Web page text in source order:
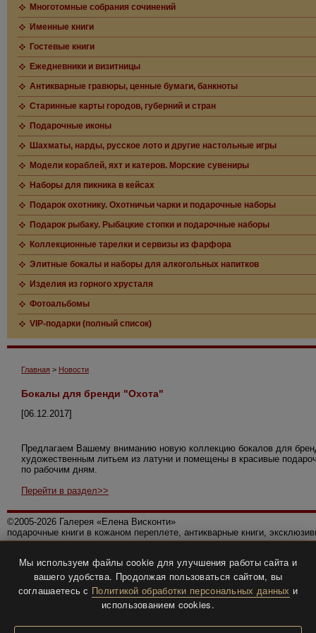
Многотомные собрания сочинений
Именные книги
Гостевые книги
Ежедневники и визитницы
Антикварные гравюры, ценные бумаги, банкноты
Старинные карты городов, губерний и стран
Подарочные иконы
Шахматы, нарды, русское лото и другие настольные игры
Модели кораблей, яхт и катеров. Морские сувениры
Наборы для пикника в кейсах
Подарок охотнику. Охотничьи чарки и подарочные наборы
Подарок рыбаку. Рыбацкие стопки и подарочные наборы
Коллекционные тарелки и сервизы из фарфора
Элитные бокалы и наборы для алкогольных напитков
Изделия из горного хрусталя
Фотоальбомы
VIP-подарки (полный список)
Главная > Новости
Бокалы для бренди "Охота"
[06.12.2017]
Предлагаем Вашему вниманию новую коллекцию бокалов для
художественным литьем из латуни и помещены в красивые
по рабочим дням.
Перейти в раздел>>
©2005-2026 Галерея «Елена Висконти»
подарочные книги в кожаном переплете, антикварные книги,
Политика конфиденциальности
Все права защищены.
Разработка и дизайнBTV-info.
Мы используем файлы cookie для улучшения работы сайта и
вашего удобства. Продолжая пользоваться сайтом, вы
соглашаетесь с Политикой обработки персональных данных и
использованием cookies.